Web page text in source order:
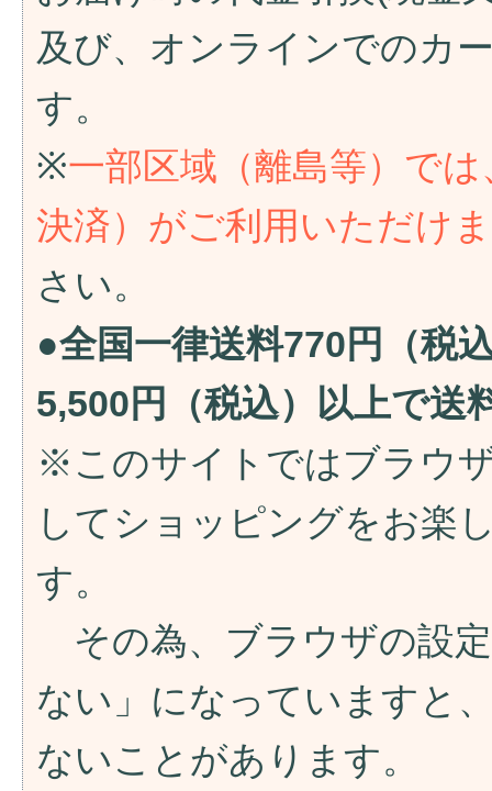
及び、オンラインでのカ
す。
※一部区域（離島等）で
決済）がご利用いただけ
さい。
●全国一律送料770円（税
5,500円（税込）以上で送
※このサイトではブラウ
してショッピングをお楽
す。
その為、ブラウザの設
ない」になっていますと
ないことがあります。